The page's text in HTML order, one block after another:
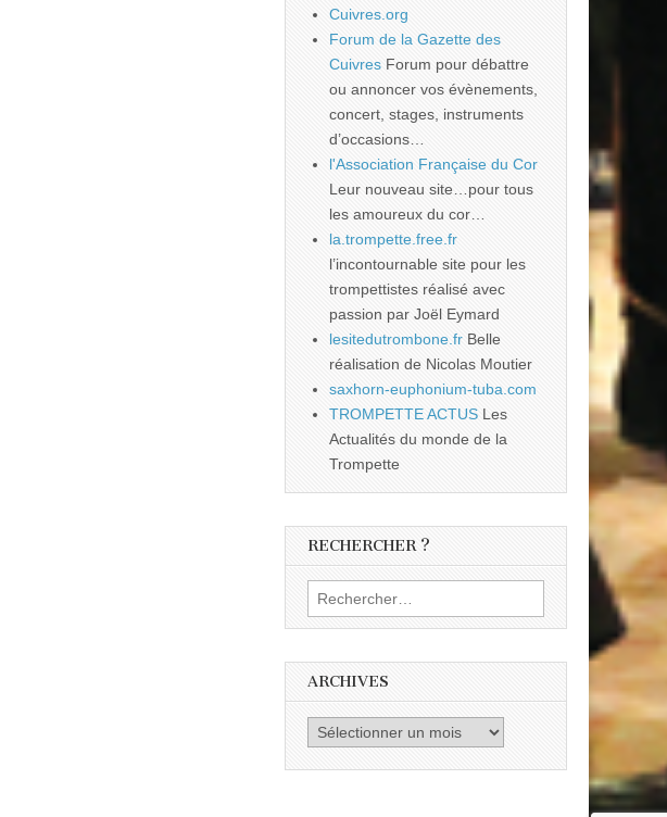
Cuivres.org
Forum de la Gazette des
Cuivres Forum pour débattre
ou annoncer vos évènements,
concert, stages, instruments
d’occasions…
l'Association Française du Cor
Leur nouveau site…pour tous
les amoureux du cor…
la.trompette.free.fr
l’incontournable site pour les
trompettistes réalisé avec
passion par Joël Eymard
lesitedutrombone.fr Belle
réalisation de Nicolas Moutier
saxhorn-euphonium-tuba.com
TROMPETTE ACTUS Les
Actualités du monde de la
Trompette
RECHERCHER ?
Rechercher :
ARCHIVES
Archives